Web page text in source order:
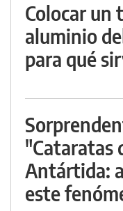
Colocar un
aluminio
para qué
"Cataratas
Antártida:
este